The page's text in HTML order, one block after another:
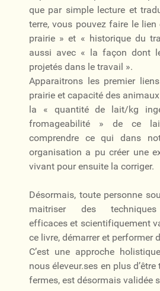
que par simple lecture et
terre, vous pouvez faire le
prairie » et « historique du
aussi avec « la façon dont
projetés dans le travail ».
Apparaitrons les premier
prairie et capacité des
la « quantité de lait/kg
fromageabilité » de ce
comprendre ce qui dans
organisation a pu créer une
vivant pour ensuite la corriger.
Désormais, toute personne
maitriser des techniques
efficaces et scientifiquement
ce livre, démarrer et performer
C’est une approche
nous éleveur.ses en plus
fermes, est désormais validée